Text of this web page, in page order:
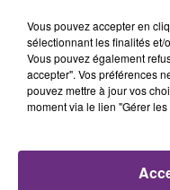
ANGELE & JUSTICE
What You Want
Vous pouvez accepter en
sélectionnant les finalités et/
Vous pouvez également
accepter". Vos préférences
pouvez mettre à jour vos
moment via le lien "Gérer